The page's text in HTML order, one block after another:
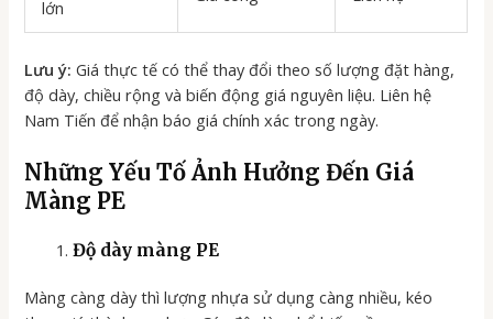
lớn
Lưu ý: Giá thực tế có thể thay đổi theo số lượng đặt hàng,
độ dày, chiều rộng và biến động giá nguyên liệu. Liên hệ
Nam Tiến để nhận báo giá chính xác trong ngày.
Những Yếu Tố Ảnh Hưởng Đến Giá
Màng PE
Độ dày màng PE
Màng càng dày thì lượng nhựa sử dụng càng nhiều, kéo